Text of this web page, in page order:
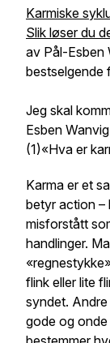
Karmiske
Slik løser du
av Pål-Esben
bestselgende
Jeg skal
Esben
(1)«Hva er
Karma er et
betyr action –
misforstått
handlinger.
flink eller lite
syndet.
gode og onde